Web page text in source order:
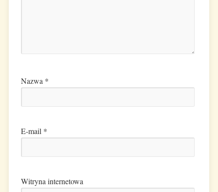
Nazwa *
E-mail *
Witryna internetowa